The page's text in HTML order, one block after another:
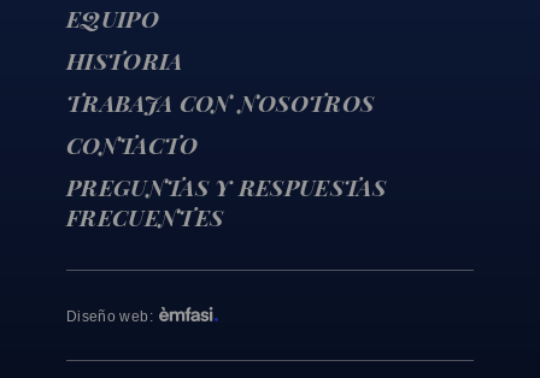
EQUIPO
HISTORIA
TRABAJA CON NOSOTROS
CONTACTO
PREGUNTAS Y RESPUESTAS
FRECUENTES
Diseño web :